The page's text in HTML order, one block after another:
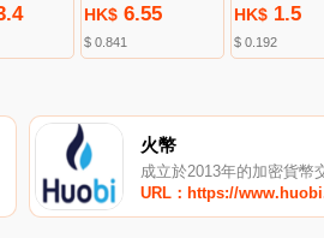
HK$6.55
$ 0.841
HK$1.5
$ 0.192
火幣
成立於2013年的加密貨幣
URL：https://